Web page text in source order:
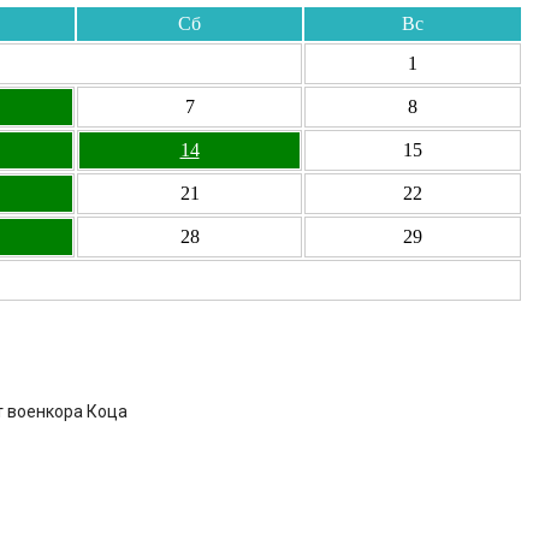
Сб
Вс
1
7 8
14 15
21 22
28 29
военкора Коца